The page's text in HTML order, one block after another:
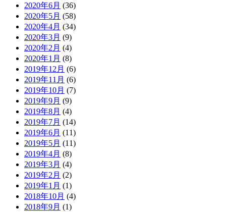
2020年6月 (36)
2020年5月 (58)
2020年4月 (34)
2020年3月 (9)
2020年2月 (4)
2020年1月 (8)
2019年12月 (6)
2019年11月 (6)
2019年10月 (7)
2019年9月 (9)
2019年8月 (4)
2019年7月 (14)
2019年6月 (11)
2019年5月 (11)
2019年4月 (8)
2019年3月 (4)
2019年2月 (2)
2019年1月 (1)
2018年10月 (4)
2018年9月 (1)